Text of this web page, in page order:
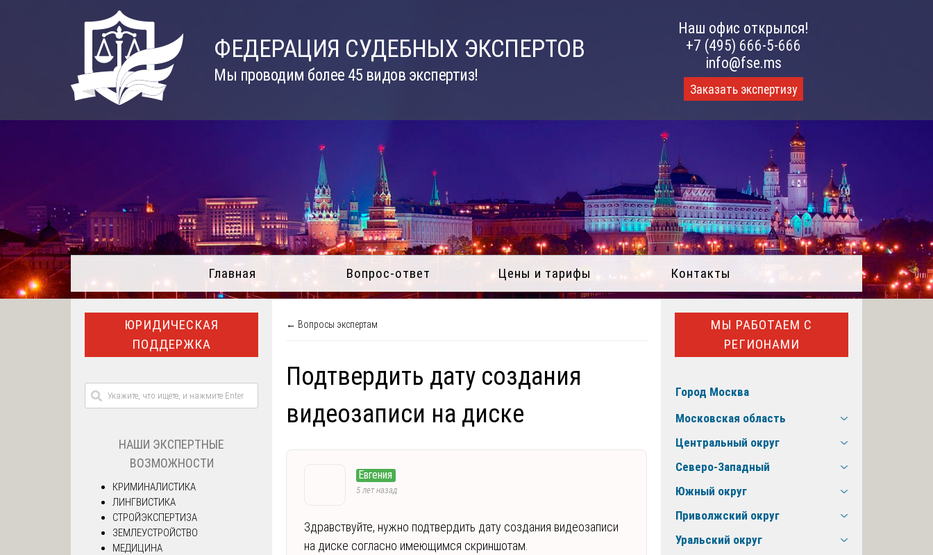
ФЕДЕРАЦИЯ СУДЕБНЫХ ЭКСПЕРТОВ
Мы проводим более 45 видов экспертиз!
Наш офис открылся!
+7 (495) 666-5-666
info@fse.ms
Заказать экспертизу
Главная Вопрос-ответ Цены и тарифы Контакты
← Вопросы экспертам
Подтвердить дату создания
видеозаписи на диске
Евгения
5 лет назад
Здравствуйте, нужно подтвердить дату создания видеозаписи
на диске согласно имеющимся скриншотам.
ЮРИДИЧЕСКАЯ
ПОДДЕРЖКА
НАШИ ЭКСПЕРТНЫЕ
ВОЗМОЖНОСТИ
КРИМИНАЛИСТИКА
ЛИНГВИСТИКА
СТРОЙЭКСПЕРТИЗА
ЗЕМЛЕУСТРОЙСТВО
МЕДИЦИНА
МЫ РАБОТАЕМ С
РЕГИОНАМИ
Город Москва
Московская область
Центральный округ
Северо-Западный
Южный округ
Приволжский округ
Уральский округ